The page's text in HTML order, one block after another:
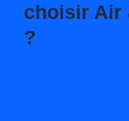
choisir Air
?